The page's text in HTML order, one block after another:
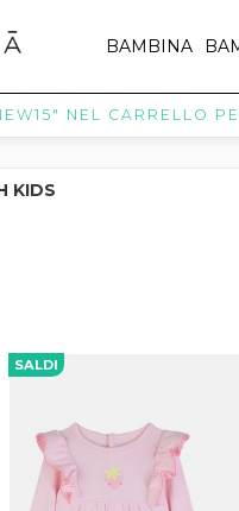
BAMBINA
NEL CARRELLO
KIDS
SALDI